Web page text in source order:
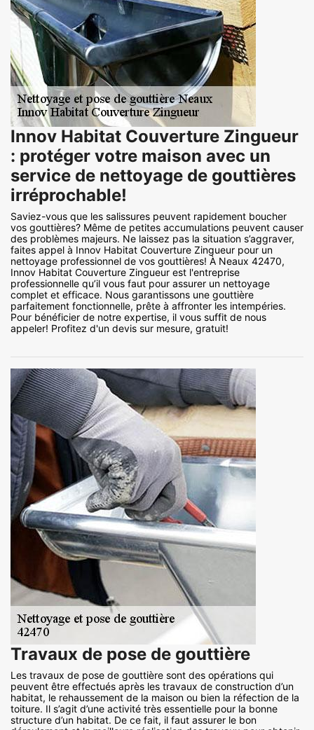
Innov Habitat Couverture Zingueur
: protéger votre maison avec un
service de nettoyage de gouttières
irréprochable!
Saviez-vous que les salissures peuvent rapidement boucher
vos gouttières? Même de petites accumulations peuvent causer
des problèmes majeurs. Ne laissez pas la situation s’aggraver,
faites appel à Innov Habitat Couverture Zingueur pour un
nettoyage professionnel de vos gouttières! À Neaux 42470,
Innov Habitat Couverture Zingueur est l'entreprise
professionnelle qu’il vous faut pour assurer un nettoyage
complet et efficace. Nous garantissons une gouttière
parfaitement fonctionnelle, prête à affronter les intempéries.
Pour bénéficier de notre expertise, il vous suffit de nous
appeler! Profitez d'un devis sur mesure, gratuit!
Travaux de pose de gouttière
Les travaux de pose de gouttière sont des opérations qui
peuvent être effectués après les travaux de construction d’un
habitat, le rehaussement de la maison ou bien la réfection de la
toiture. Il s’agit d’une activité très essentielle pour la bonne
structure d’un habitat. De ce fait, il faut assurer le bon